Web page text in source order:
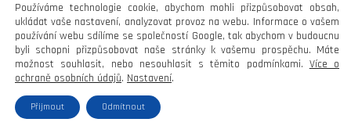
Používáme technologie cookie, abychom mohli přizpůsobovat obsah,
ukládat vaše nastavení, analyzovat provoz na webu. Informace o vašem
používání webu sdílíme se společností Google, tak abychom v budoucnu
byli schopni přizpůsobovat naše stránky k vašemu prospěchu. Máte
možnost souhlasit, nebo nesouhlasit s těmito podmínkami. Více o
ochraně osobních údajů. Nastavení.
Přijmout Odmítnout